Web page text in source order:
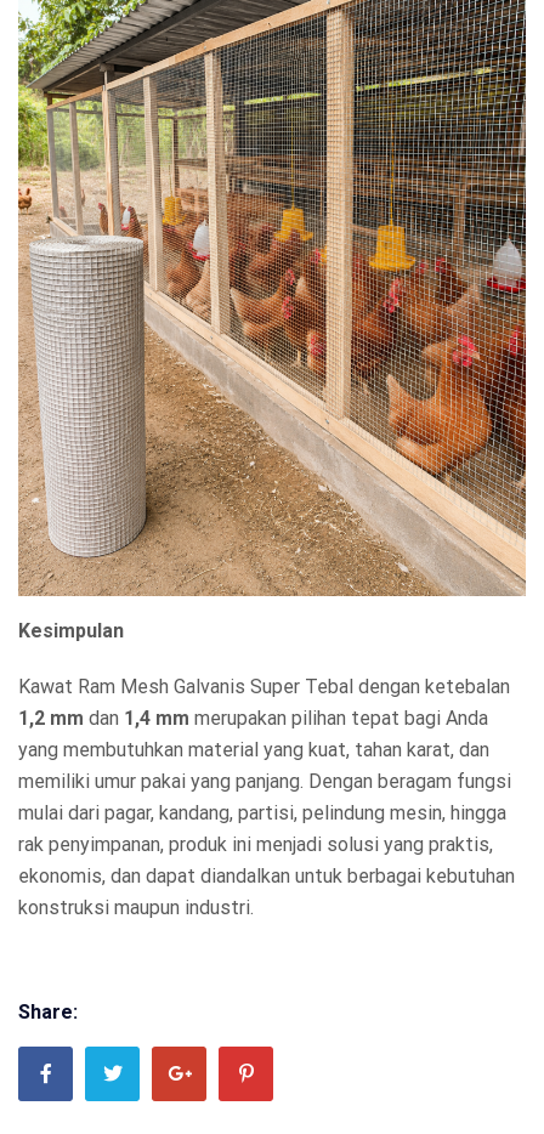
Kesimpulan
Kawat Ram Mesh Galvanis Super Tebal dengan ketebalan
1,2 mm dan 1,4 mm merupakan pilihan tepat bagi Anda
yang membutuhkan material yang kuat, tahan karat, dan
memiliki umur pakai yang panjang. Dengan beragam fungsi
mulai dari pagar, kandang, partisi, pelindung mesin, hingga
rak penyimpanan, produk ini menjadi solusi yang praktis,
ekonomis, dan dapat diandalkan untuk berbagai kebutuhan
konstruksi maupun industri.
Share: